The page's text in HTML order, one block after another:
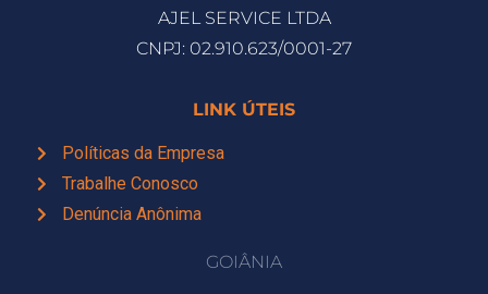
AJEL SERVICE LTDA
CNPJ: 02.910.623/0001-27
LINK ÚTEIS
Políticas da Empresa
Trabalhe Conosco
Denúncia Anônima
GOIÂNIA